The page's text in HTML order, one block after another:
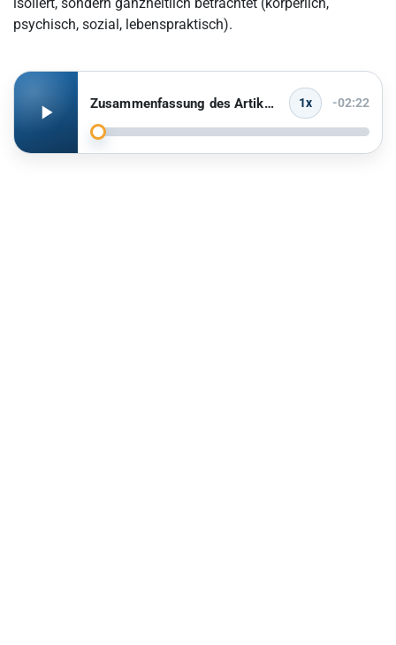
Welche Maßnahmen fördert die SIS zur Qualitätssicherung in
der Pflege?
Welche Grundsätze sind vom Pflegepersonal im Erstgespräch
zu beachten?
psychisch, sozial, lebenspraktisch).
Zusammenfassung des Artikels anhören 1x -02:22